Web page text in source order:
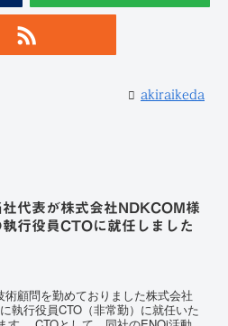
akiraikeda
社代表が株式会社NDKCOM様
執行役員CTOに就任しました
顧問を勤めておりました株式会社
執行役員CTO（非常勤）に就任いた